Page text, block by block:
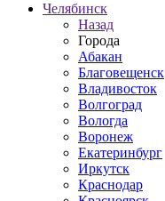
Челябинск
Назад
Города
Абакан
Благовещенск
Владивосток
Волгоград
Вологда
Воронеж
Екатеринбург
Иркутск
Краснодар